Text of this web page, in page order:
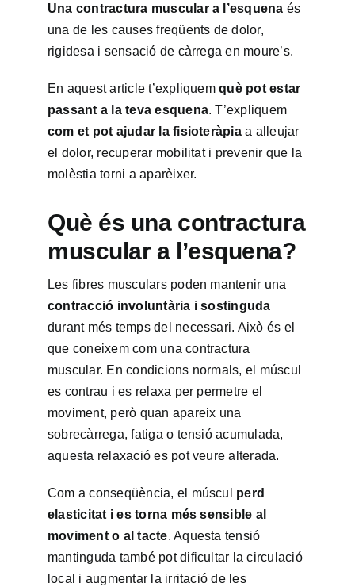
Una contractura muscular a l’esquena és
una de les causes freqüents de dolor,
rigidesa i sensació de càrrega en moure’s.
En aquest article t’expliquemquè pot estar
passant a la teva esquena. T’expliquem
com et pot ajudar la fisioteràpiaa alleujar
el dolor, recuperar mobilitat i prevenir que la
molèstia torni a aparèixer.
Què és una contractura
muscular a l’esquena?
Les fibres musculars poden mantenir una
contracció involuntària i sostinguda
durant més temps del necessari. Això és el
que coneixem com una contractura
muscular. En condicions normals, el múscul
es contrau i es relaxa per permetre el
moviment, però quan apareix una
sobrecàrrega, fatiga o tensió acumulada,
aquesta relaxació es pot veure alterada.
Com a conseqüència, el múscul perd
elasticitat i es torna més sensible al
moviment o al tacte. Aquesta tensió
mantinguda també pot dificultar la circulació
local i augmentar la irritació de les